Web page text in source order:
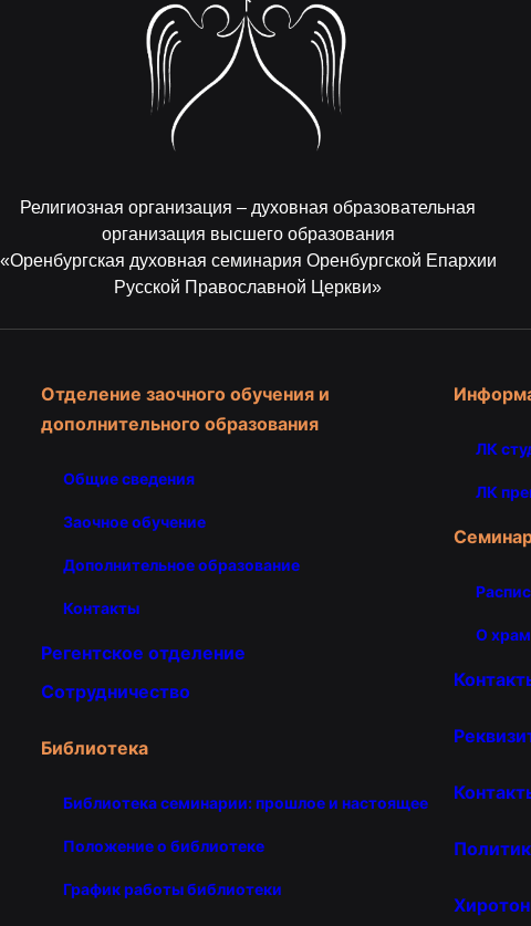
Религиозная организация – духовная образовательная
организация высшего образования
«Оренбургская духовная семинария Оренбургской Епархии
Русской Православной Церкви»
Отделение заочного обучения и
дополнительного образования
Общие сведения
Заочное обучение
Дополнительное образование
Контакты
Регентское отделение
Сотрудничество
Библиотека
Библиотека семинарии: прошлое и настоящее
Положение о библиотеке
График работы библиотеки
ЛК
ЛК
О